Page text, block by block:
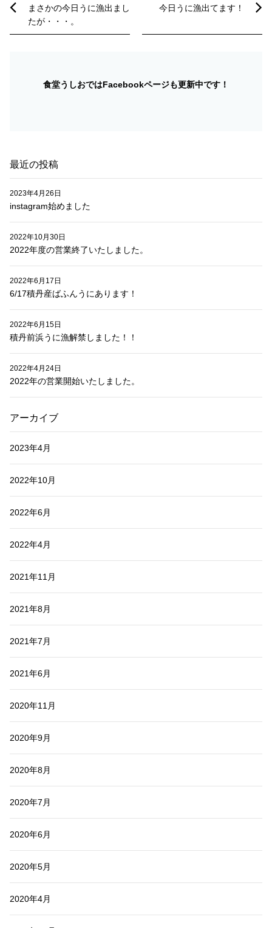
ナ
ビ
まさかの今日うに漁出まし
たが・・・。
今日うに漁出てます！
食堂うしおではFacebookページも更新中です！
最近の投稿
instagram始めました
2023年4月26日
2022年度の営業終了いたしました。
2022年10月30日
6/17積丹産ばふんうにあります！
2022年6月17日
積丹前浜うに漁解禁しました！！
2022年6月15日
2022年の営業開始いたしました。
2022年4月24日
アーカイブ
2023年4月
2022年10月
2022年6月
2022年4月
2021年11月
2021年8月
2021年7月
2021年6月
2020年11月
2020年9月
2020年8月
2020年7月
2020年6月
2020年5月
2020年4月